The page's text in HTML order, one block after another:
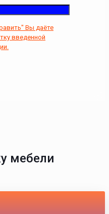
Вы даёте
введенной
мебели